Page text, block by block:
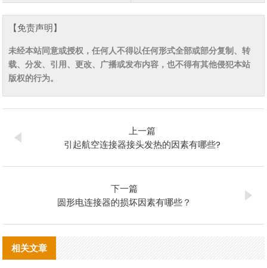
【免责声明】
未经本站同意或授权，任何人不得以任何形式全部或部分复制、转
载、分发、引用、更改、广播或发布内容，也不得有其他侵犯本站
版权的行为。
上一篇
引起航空连接器接头发热的因素有哪些?
下一篇
圆形电连接器的损坏因素有哪些？
相关文章